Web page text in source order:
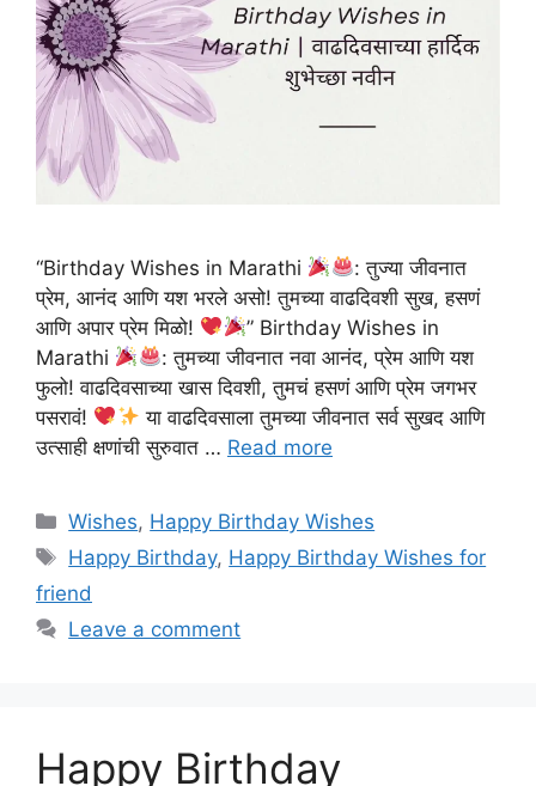
“Birthday Wishes in Marathi
: तुज्या जीवनात
प्रेम, आनंद आणि यश भरले असो! तुमच्या वाढदिवशी सुख, हसणं
आणि अपार प्रेम मिळो!
” Birthday Wishes in
Marathi
: तुमच्या जीवनात नवा आनंद, प्रेम आणि यश
फुलो! वाढदिवसाच्या खास दिवशी, तुमचं हसणं आणि प्रेम जगभर
पसरावं!
या वाढदिवसाला तुमच्या जीवनात सर्व सुखद आणि
उत्साही क्षणांची सुरुवात … Read more
Categories
Wishes, Happy Birthday Wishes
Tags
Happy Birthday, Happy Birthday Wishes for
friend
Leave a comment
Happy Birthday